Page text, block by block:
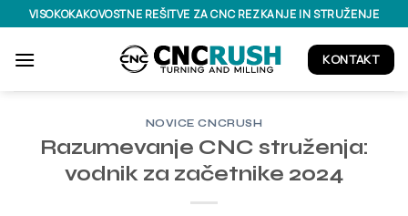
Skoči
na
vsebino
VISOKOKAKOVOSTNE REŠITVE ZA CNC REZKANJE IN STRUŽENJE
KONTAKT
NOVICE CNCRUSH
Razumevanje CNC struženja:
vodnik za začetnike 2024